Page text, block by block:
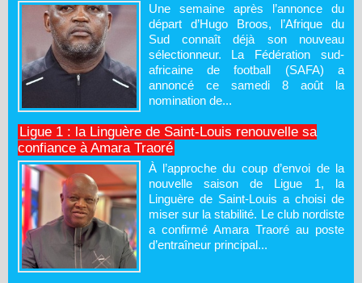
Une semaine après l’annonce du
départ d’Hugo Broos, l’Afrique du
Sud connaît déjà son nouveau
sélectionneur. La Fédération sud-
africaine de football (SAFA) a
annoncé ce samedi 8 août la
nomination de...
Ligue 1 : la Linguère de Saint-Louis renouvelle sa
confiance à Amara Traoré
À l’approche du coup d’envoi de la
nouvelle saison de Ligue 1, la
Linguère de Saint-Louis a choisi de
miser sur la stabilité. Le club nordiste
a confirmé Amara Traoré au poste
d’entraîneur principal...